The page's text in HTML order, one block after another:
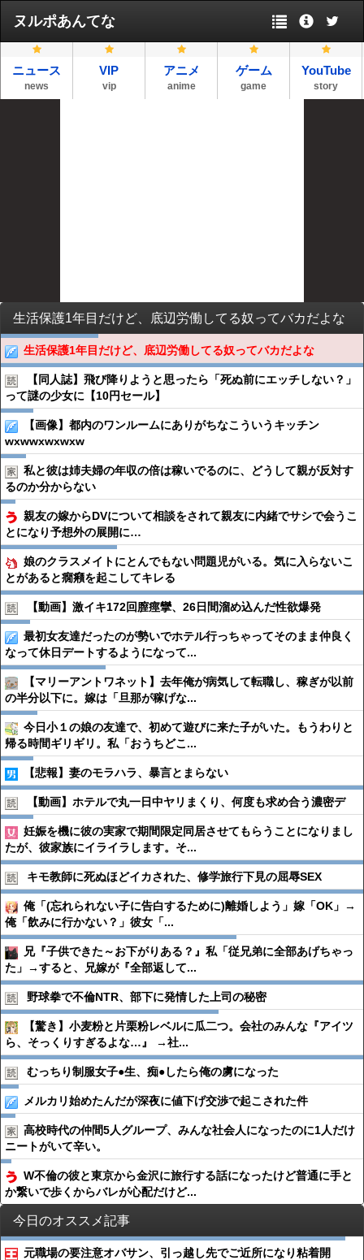
ヌルポあんてな
ニュース
news
VIP
vip
アニメ
anime
ゲーム
game
YouTube
story
生活保護1年目だけど、底辺労働してる奴ってバカだよな
生活保護1年目だけど、底辺労働してる奴ってバカだよな
【同人誌】飛び降りようと思ったら「死ぬ前にエッチしない？」
って謎の少女に【10円セール】
【画像】都内のワンルームにありがちなこういうキッチン
wxwwxwxwxw
私と彼は姉夫婦の年収の倍は稼いでるのに、どうして親が反対す
るのか分からない
親友の嫁からDVについて相談をされて親友に内緒でサシで会うこ
とになり予想外の展開に…
娘のクラスメイトにとんでもない問題児がいる。気に入らないこ
とがあると癇癪を起こしてキレる
【動画】激イキ172回膣痙攣、26日間溜め込んだ性欲爆発
最初女友達だったのが勢いでホテル行っちゃってそのまま仲良く
なって休日デートするようになって...
【マリーアントワネット】去年俺が病気して転職し、稼ぎが以前
の半分以下に。嫁は「旦那が稼げな...
今日小１の娘の友達で、初めて遊びに来た子がいた。もうわりと
帰る時間ギリギリ。私「おうちどこ...
【悲報】妻のモラハラ、暴言とまらない
【動画】ホテルで丸一日中ヤリまくり、何度も求め合う濃密デ
妊娠を機に彼の実家で期間限定同居させてもらうことになりまし
たが、彼家族にイライラします。そ...
キモ教師に死ぬほどイカされた、修学旅行下見の屈辱SEX
俺「(忘れられない子に告白するために)離婚しよう」嫁「OK」→
俺「飲みに行かない？」彼女「...
兄『子供できた～お下がりある？』私「従兄弟に全部あげちゃっ
た」→すると、兄嫁が『全部返して...
野球拳で不倫NTR、部下に発情した上司の秘密
【驚き】小麦粉と片栗粉レベルに瓜二つ。会社のみんな『アイツ
ら、そっくりすぎるよな…』 →社...
むっちり制服女子●︎生、痴●︎したら俺の虜になった
メルカリ始めたんだが深夜に値下げ交渉で起こされた件
高校時代の仲間5人グループ、みんな社会人になったのに1人だけ
ニートがいて辛い。
W不倫の彼と東京から金沢に旅行する話になったけど普通に手と
か繋いで歩くからバレが心配だけど...
今日のオススメ記事
元職場の要注意オバサン、引っ越し先でご近所になり粘着開